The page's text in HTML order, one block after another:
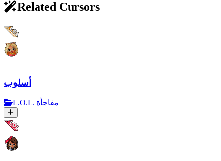
Related Cursors
أسلوب
L.O.L. مفاجأة